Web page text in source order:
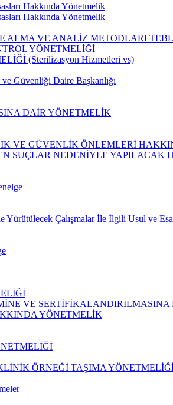
Hakkında Yönetmelik
Hakkında Yönetmelik
ALMA VE ANALİZ METODLARI
YÖNETMELİĞİ
(Sterilizasyon Hizmetleri vs)
Güvenliği Daire Başkanlığı
DAİR YÖNETMELİK
VE GÜVENLİK ÖNLEMLERİ
SUÇLAR NEDENİYLE
Yürütülecek Çalışmalar İle İlgili Usul ve
VE SERTİFİKALANDIRILMASINA
YÖNETMELİK
ÖRNEĞİ TAŞIMA